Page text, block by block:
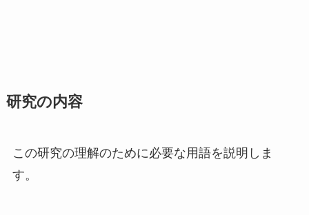
研究の内容
この研究の理解のために必要な用語を説明しま
す。